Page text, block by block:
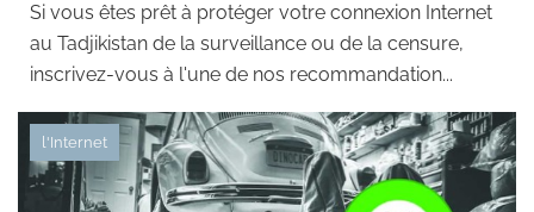
Si vous êtes prêt à protéger votre connexion Internet
au Tadjikistan de la surveillance ou de la censure,
inscrivez-vous à l'une de nos recommandation...
l'Internet